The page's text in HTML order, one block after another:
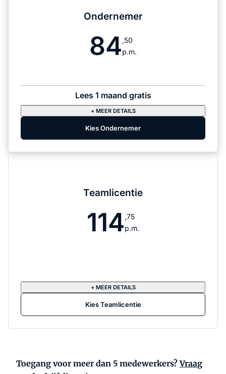
Ondernemer
84,50
p.m.
Lees 1 maand gratis
+ MEER DETAILS
Kies Ondernemer
Teamlicentie
114,75
p.m.
+ MEER DETAILS
Kies Teamlicentie
Toegang voor meer dan 5 medewerkers?Vraag